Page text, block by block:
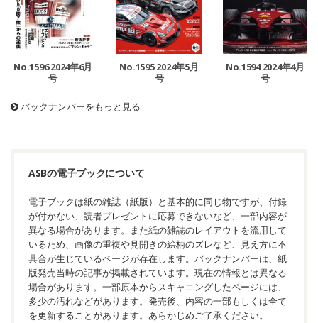
No.1596 2024年6月
号
No.1595 2024年5月
号
No.1594 2024年4月
号
バックナンバーをもっと見る
ASBの電子ブックについて
電子ブックは紙の雑誌（紙版）と基本的に同じ物ですが、付録
が付かない、読者プレゼントに応募できないなど、一部内容が
異なる場合があります。また紙の雑誌のレイアウトを流用して
いるため、画像の重複や見開きの絵柄のズレなど、見え方に不
具合が生じているページが存在します。バックナンバーは、紙
版発売当時の記事が掲載されています。現在の情報とは異なる
場合があります。一部原本からスキャニングしたページには、
多少の汚れなどがあります。発売後、内容の一部もしくは全て
を更新することがあります。あらかじめご了承ください。